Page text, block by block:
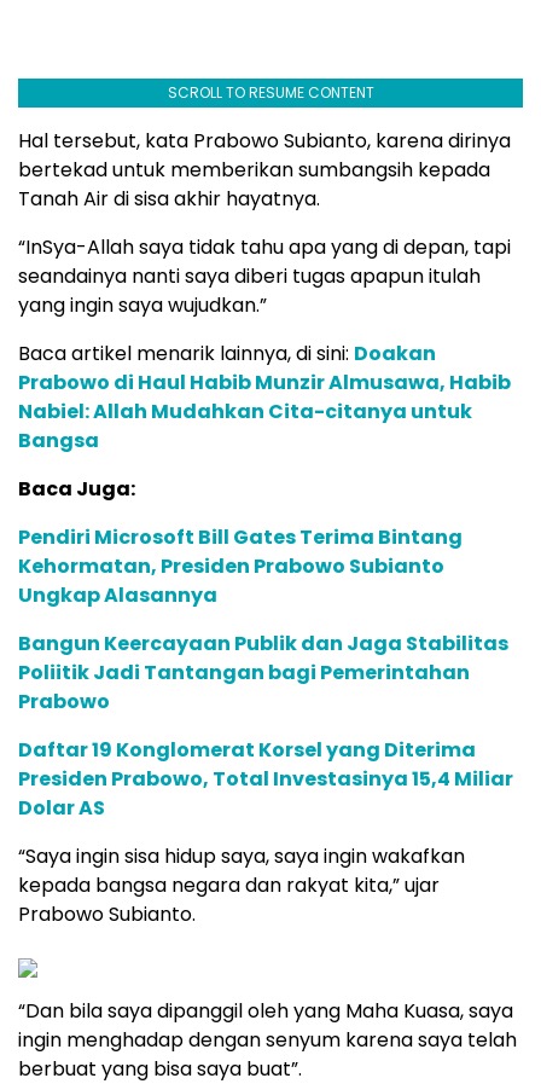
SCROLL TO RESUME CONTENT
Hal tersebut, kata Prabowo Subianto, karena dirinya
bertekad untuk memberikan sumbangsih kepada
Tanah Air di sisa akhir hayatnya.
“InSya-Allah saya tidak tahu apa yang di depan, tapi
seandainya nanti saya diberi tugas apapun itulah
yang ingin saya wujudkan.”
Baca artikel menarik lainnya, di sini: Doakan
Prabowo di Haul Habib Munzir Almusawa, Habib
Nabiel: Allah Mudahkan Cita-citanya untuk
Bangsa
Baca Juga:
Pendiri Microsoft Bill Gates Terima Bintang
Kehormatan, Presiden Prabowo Subianto
Ungkap Alasannya
Bangun Keercayaan Publik dan Jaga Stabilitas
Poliitik Jadi Tantangan bagi Pemerintahan
Prabowo
Daftar 19 Konglomerat Korsel yang Diterima
Presiden Prabowo, Total Investasinya 15,4 Miliar
Dolar AS
“Saya ingin sisa hidup saya, saya ingin wakafkan
kepada bangsa negara dan rakyat kita,” ujar
Prabowo Subianto.
“Dan bila saya dipanggil oleh yang Maha Kuasa, saya
ingin menghadap dengan senyum karena saya telah
berbuat yang bisa saya buat”.